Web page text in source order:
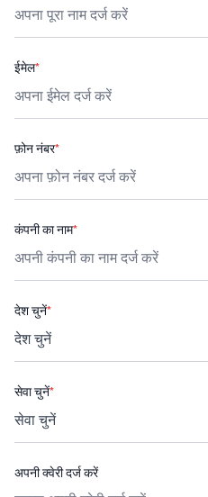
ईमेल*
फ़ोन नंबर*
कंपनी का नाम*
देश चुनें*
सेवा चुनें*
अपनी क्वेरी दर्ज करें